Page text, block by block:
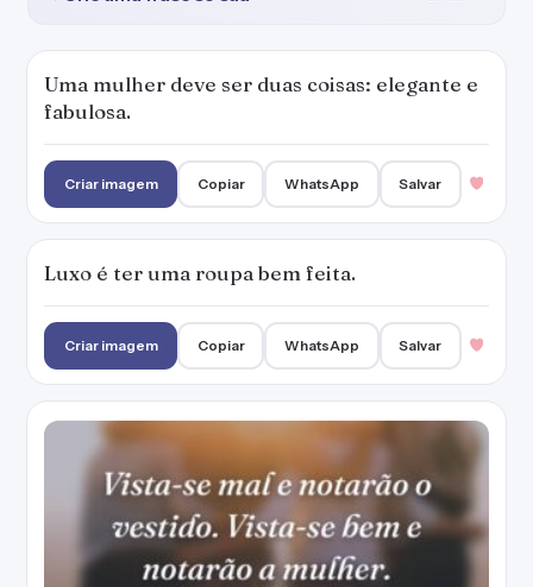
Uma mulher deve ser duas coisas: elegante e
fabulosa.
Criar imagem Copiar WhatsApp Salvar
Luxo é ter uma roupa bem feita.
Criar imagem Copiar WhatsApp Salvar